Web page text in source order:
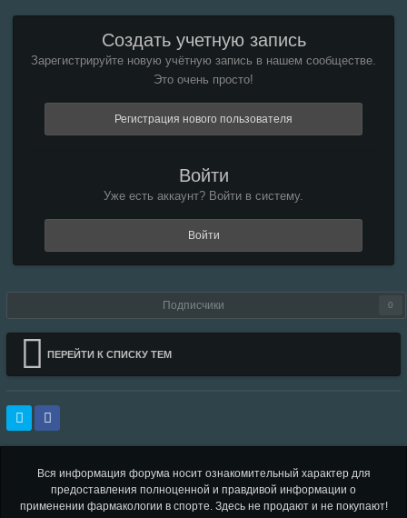
Создать учетную запись
Зарегистрируйте новую учётную запись в нашем сообществе.
Это очень просто!
Регистрация нового пользователя
Войти
Уже есть аккаунт? Войти в систему.
Войти
Подписчики 0
ПЕРЕЙТИ К СПИСКУ ТЕМ
Вся информация форума носит ознакомительный характер для
предоставления полноценной и правдивой информации о
применении фармакологии в спорте. Здесь не продают и не покупают!